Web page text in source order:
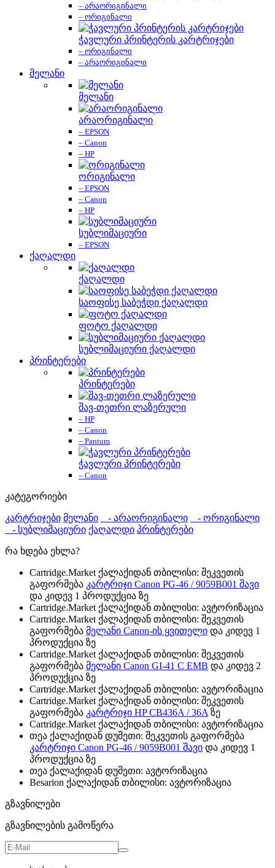
– არაორიგინალი
– ორიგინალი
ჭავლური პრინტერის კარტრიჯები
– ორიგინალი
– არაორიგინალი
მელანი
მელანი
არაორიგინალი
– EPSON
– Canon
– HP
ორიგინალი
– EPSON
– Canon
– HP
სუბლიმაციური
– EPSON
ქაღალდი
ქაღალდი
საოფისე საბეჭდი ქაღალდი
ფოტო ქაღალდი
სუბლიმაციური ქაღალდი
პრინტერები
პრინტერები
შავ-თეთრი ლაზერული
– HP
– Canon
– Pantum
ჭავლური პრინტერები
– Canon
კატეგორიები
კარტრიჯები მელანი - არაორიგინალი
- ორიგინალი
- სუბლიმაციური ქაღალდი პრინტერები
რა ხდება ეხლა?
Cartridge.Market ქალაქიდან თბილისი: შეკვეთის
გაფორმება კარტრიჯი Canon PG-46 / 9059B001 შავი
და კიდევ 1 პროდუქცია ზე
Cartridge.Market ქალაქიდან თბილისი: ავტორიზაცია
Cartridge.Market ქალაქიდან თბილისი: შეკვეთის
გაფორმება მელანი Canon-ის ყვითელი და კიდევ 1
პროდუქცია ზე
Cartridge.Market ქალაქიდან თბილისი: შეკვეთის
გაფორმება მელანი Canon GI-41 C EMB და კიდევ 2
პროდუქცია ზე
Cartridge.Market ქალაქიდან თბილისი: ავტორიზაცია
Cartridge.Market ქალაქიდან თბილისი: შეკვეთის
გაფორმება კარტრიჯი HP CB436A / 36A ზე
Cartridge.Market ქალაქიდან თბილისი: ავტორიზაცია
თეა ქალაქიდან დუშეთი: შეკვეთის გაფორმება
კარტრიჯი Canon PG-46 / 9059B001 შავი და კიდევ 1
პროდუქცია ზე
თეა ქალაქიდან დუშეთი: ავტორიზაცია
Besarion ქალაქიდან თბილისი: ავტორიზაცია
გზავნილები
გზავნილების გამოწერა